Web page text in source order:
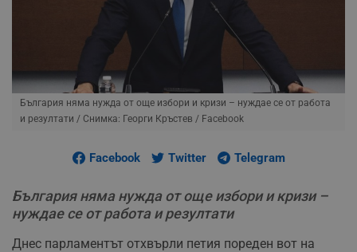
България няма нужда от още избори и кризи – нуждае се от работа
и резултати / Снимка: Георги Кръстев / Facebook
Facebook Twitter Telegram
България няма нужда от още избори и кризи –
нуждае се от работа и резултати
Днес парламентът отхвърли петия пореден вот на